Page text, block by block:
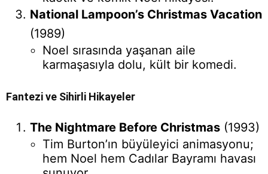
National Lampoon’s Christmas Vacation
(1989)
Noel sırasında yaşanan aile
karmaşasıyla dolu, kült bir komedi.
Fantezi ve Sihirli Hikayeler
The Nightmare Before Christmas (1993)
Tim Burton’ın büyüleyici animasyonu;
hem Noel hem Cadılar Bayramı havası